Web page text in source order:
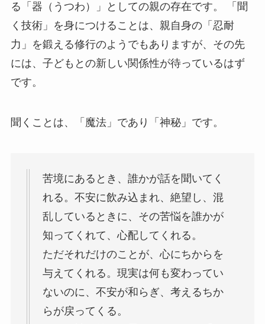
る「器（うつわ）」としての親の存在です。 「聞
く技術」を身につけることは、親自身の「忍耐
力」を鍛える修行のようでもありますが、その先
には、子どもとの新しい関係性が待っているはず
です。
聞くことは、「魔法」であり「神秘」です。
苦境にあるとき、誰かが話を聞いてく
れる。不安に飲み込まれ、絶望し、混
乱しているときに、その苦悩を誰かが
知ってくれて、心配してくれる。
ただそれだけのことが、心にちからを
与えてくれる。現実は何も変わってい
ないのに、不安が和らぎ、考えるちか
らが戻ってくる。